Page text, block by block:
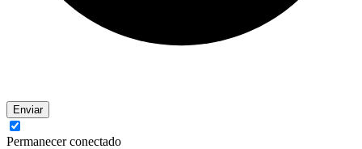
Enviar
Permanecer conectado